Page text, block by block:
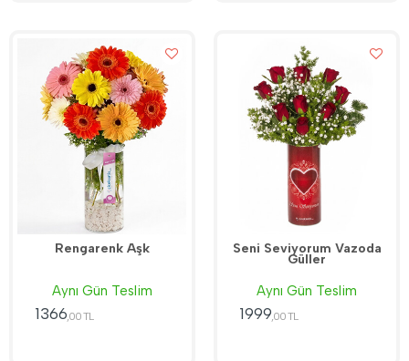
Rengarenk Aşk
Aynı Gün Teslim
1366 ,00 TL
Seni Seviyorum Vazoda
Güller
Aynı Gün Teslim
1999 ,00 TL